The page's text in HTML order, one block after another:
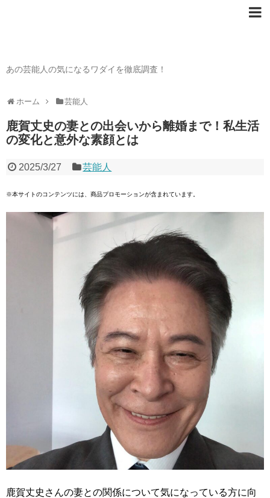
あの芸能人の気になるワダイを徹底調査！
ホーム 芸能人
鹿賀丈史の妻との出会いから離婚まで！私生活
の変化と意外な素顔とは
2025/3/27 芸能人
※本サイトのコンテンツには、商品プロモーションが含まれています。
鹿賀丈史さんの妻との関係について気になっている方に向